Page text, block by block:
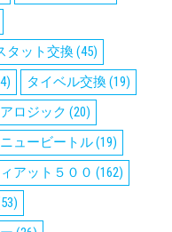
タット交換(45)
タイベル交換(19)
ロジック (20)
ニュービートル(19)
アット５００ (162)